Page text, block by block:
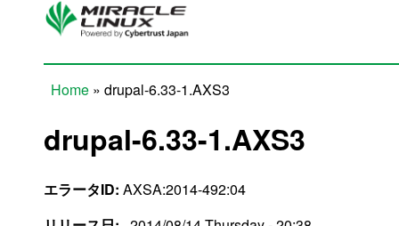
Skip to main content
Home » drupal-6.33-1.AXS3
drupal-6.33-1.AXS3
エラータID: AXSA:2014-492:04